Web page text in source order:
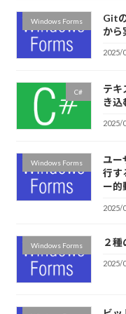
Windows Forms
Git
から
2025/
C#
テキ
き込
2025/
Windows Forms
ユー
行す
ー的
2025/
Windows Forms ２種
2025/